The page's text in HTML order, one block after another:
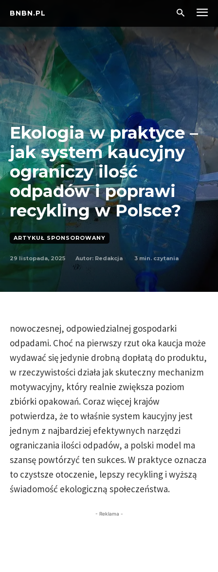
BNBN.PL
Ekologia w praktyce –
jak system kaucyjny
ograniczy ilość
odpadów i poprawi
recykling w Polsce?
ARTYKUŁ SPONSOROWANY
29 listopada, 2025 Autor: Redakcja 3 min. czytania
nowoczesnej, odpowiedzialnej gospodarki
odpadami. Choć na pierwszy rzut oka kaucja może
wydawać się jedynie drobną dopłatą do produktu,
w rzeczywistości działa jak skuteczny mechanizm
motywacyjny, który realnie zwiększa poziom
zbiórki opakowań. Coraz więcej krajów
potwierdza, że to właśnie system kaucyjny jest
jednym z najbardziej efektywnych narzędzi
ograniczania ilości odpadów, a polski model ma
szansę powtórzyć ten sukces. W praktyce oznacza
to czystsze otoczenie, lepszy recykling i wyższą
świadomość ekologiczną społeczeństwa.
- Reklama -